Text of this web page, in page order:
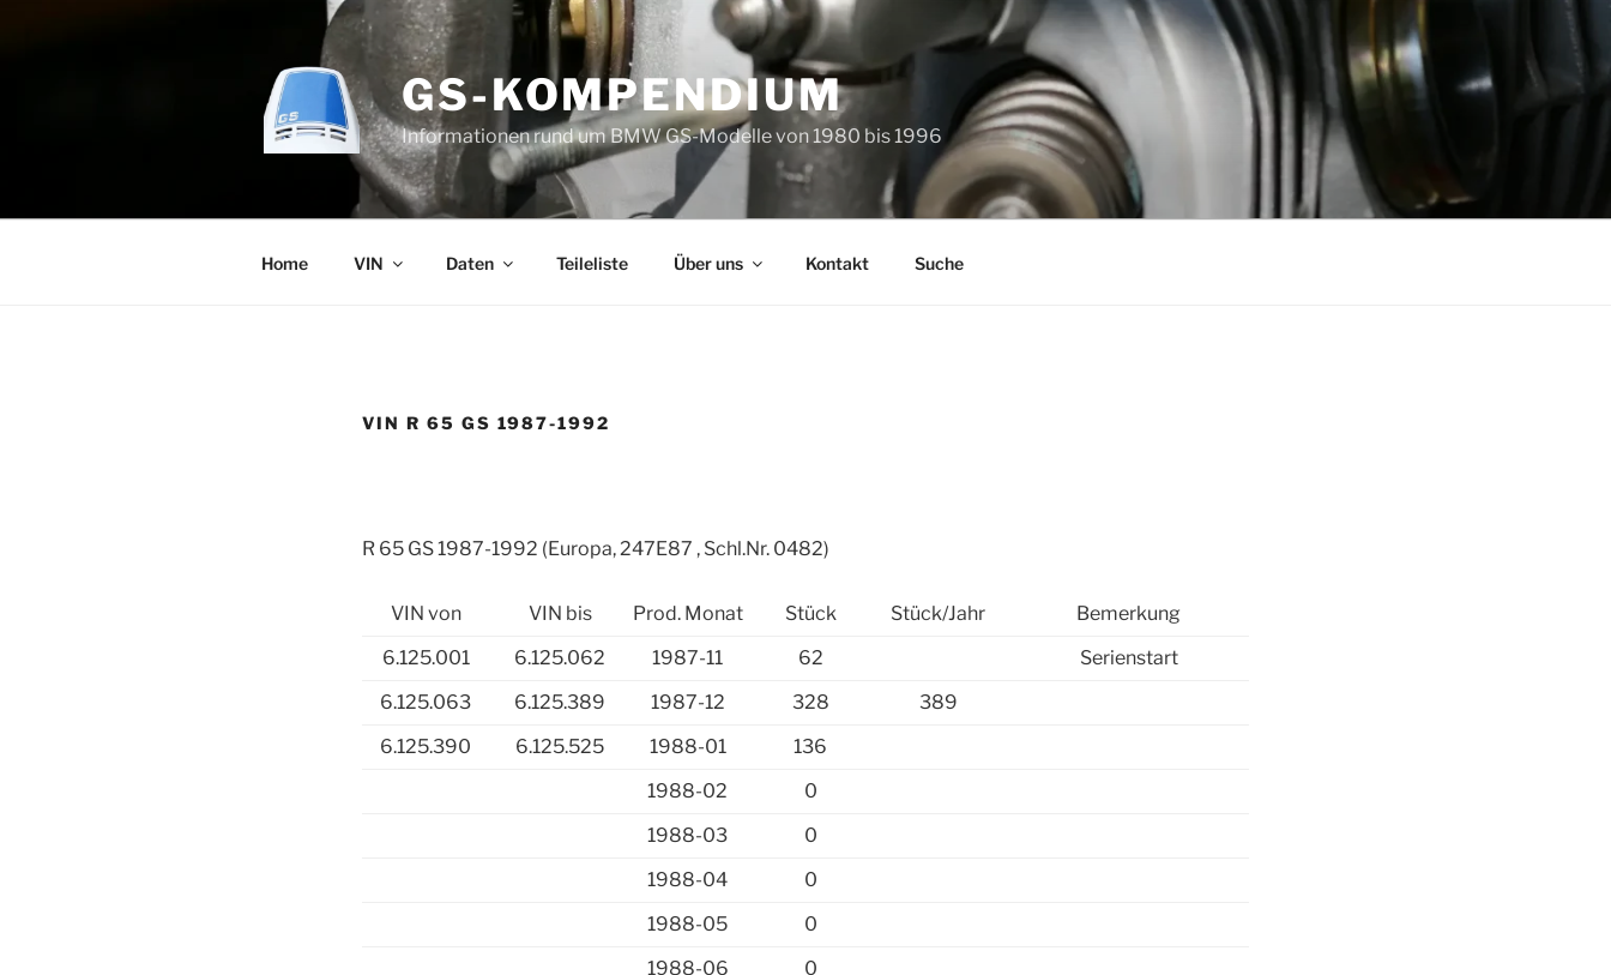
GS-KOMPENDIUM
Informationen rund um BMW GS-Modelle von 1980 bis 1996
Home VIN Daten Teileliste Über uns Kontakt Suche
VIN R 65 GS 1987-1992
R 65 GS 1987-1992 (Europa, 247E87 , Schl.Nr. 0482)
VIN von VIN bis Prod. Monat Stück Stück/Jahr
Bemerkung
6.125.001
6.125.062 1987-11 62
Serienstart
6.125.063
6.125.389 1987-12 328
389
6.125.390
6.125.525 1988-01
136
1988-02
0
1988-03
0
1988-04
0
1988-05
0
1988-06
0